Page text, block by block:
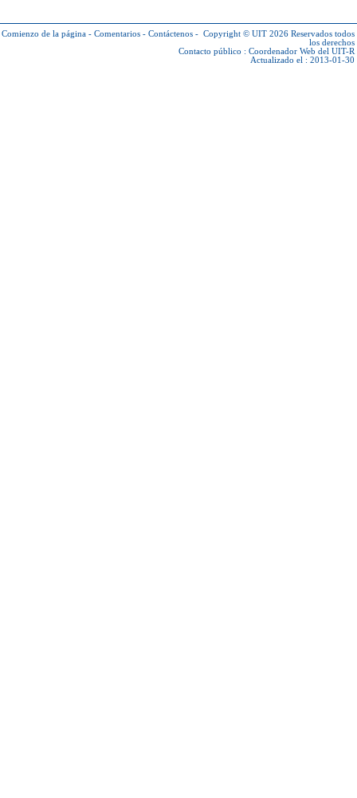
Comienzo de la página - Comentarios - Contáctenos - Copyright © UIT 2026 Reservados todos
los derechos
Contacto público : Coordenador Web del UIT-R
Actualizado el : 2013-01-30